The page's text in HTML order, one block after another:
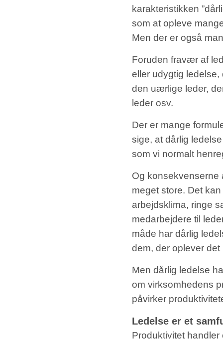
karakteristikken
som at opleve
Men der er også
Foruden fravær af
eller udygtig
den uærlige leder,
leder osv.
Der er mange
sige, at dårlig
som vi normalt
Og
meget store. Det
arbejdsklima, ringe
medarbejdere til
måde har dårlig
dem, der oplever
Men dårlig ledelse
om virksomhedens
påvirker
Ledelse er et
Produktivitet